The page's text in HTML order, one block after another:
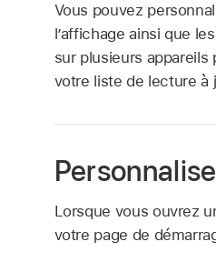
Vous pouvez
l’affichage ainsi que
sur plusieurs
votre liste de lecture à
Lorsque vous ouvrez
votre page de